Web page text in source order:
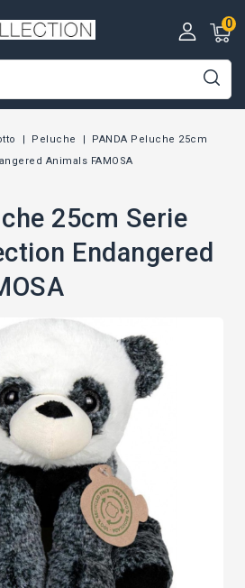
0
Peluche
PANDA Peluche 25cm
Animals FAMOSA
25cm Serie
Endangered